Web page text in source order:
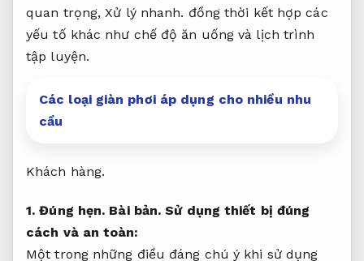
quan trọng,Xử lý nhanh. đồng thời kết hợp các
yếu tố khác như chế độ ăn uống và lịch trình
tập luyện.
Các loại giàn phơi áp dụng cho nhiều nhu
cầu
Khách hàng.
1.Đúng hẹn. Bài bản. Sử dụng thiết bị đúng
cách và an toàn:
Một trong những điều đáng chú ý khi sử dụng